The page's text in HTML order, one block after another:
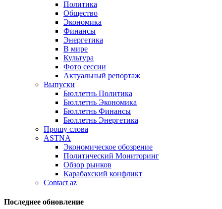
Политика
Общество
Экономика
Финансы
Энергетика
В мире
Культура
Фото сессии
Актуальный репортаж
Выпуски
Бюллетнь Политика
Бюллетнь Экономика
Бюллетнь Финансы
Бюллетнь Энергетика
Прошу слова
ASTNA
Экономическое обозрение
Политический Мониторинг
Обзор рынков
Карабахский конфликт
Contact az
Последнее обновление